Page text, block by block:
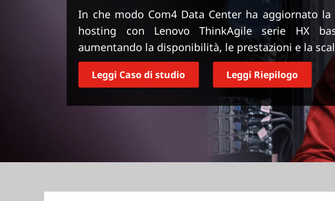
In che modo Com4 Data Center ha aggiornato
hosting con Lenovo ThinkAgile serie HX
aumentando la disponibilità, le prestazioni e la
Leggi Caso di studio Leggi Riepilogo